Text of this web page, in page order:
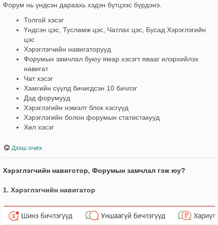
Форум нь үндсэн дараахь хэдэн бүтцээс бүрдэнэ.
Толгой хэсэг
Үндсэн цэс, Тусламж цэс, Чатлах цэс, Бусад Хэрэглэгийн
цэс
Хэрэглэгчийн навигаторууд
Форумын замчлал буюу ямар хэсэгт явааг илэрхийлэх
навигат
Чат хэсэг
Хамгийн сүүлд бичигдсэн 10 бичлэг
Дэд форумууд
Хэрэглэгийн нэмэлт блок хэсгүүд
Хэрэглэгийн болон форумын статистакууд
Хөл хэсэг
Дээш очих
Хэрэглэгчийн навиготор, Форумын замчлал гэж юу?
1. Хэрэглэгчийн навигатор